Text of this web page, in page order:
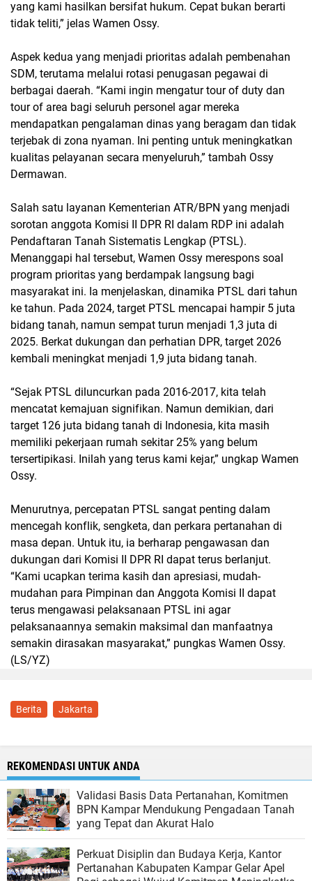
yang kami hasilkan bersifat hukum. Cepat bukan berarti
tidak teliti,” jelas Wamen Ossy.
Aspek kedua yang menjadi prioritas adalah pembenahan
SDM, terutama melalui rotasi penugasan pegawai di
berbagai daerah. “Kami ingin mengatur tour of duty dan
tour of area bagi seluruh personel agar mereka
mendapatkan pengalaman dinas yang beragam dan tidak
terjebak di zona nyaman. Ini penting untuk meningkatkan
kualitas pelayanan secara menyeluruh,” tambah Ossy
Dermawan.
Salah satu layanan Kementerian ATR/BPN yang menjadi
sorotan anggota Komisi II DPR RI dalam RDP ini adalah
Pendaftaran Tanah Sistematis Lengkap (PTSL).
Menanggapi hal tersebut, Wamen Ossy merespons soal
program prioritas yang berdampak langsung bagi
masyarakat ini. Ia menjelaskan, dinamika PTSL dari tahun
ke tahun. Pada 2024, target PTSL mencapai hampir 5 juta
bidang tanah, namun sempat turun menjadi 1,3 juta di
2025. Berkat dukungan dan perhatian DPR, target 2026
kembali meningkat menjadi 1,9 juta bidang tanah.
“Sejak PTSL diluncurkan pada 2016-2017, kita telah
mencatat kemajuan signifikan. Namun demikian, dari
target 126 juta bidang tanah di Indonesia, kita masih
memiliki pekerjaan rumah sekitar 25% yang belum
tersertipikasi. Inilah yang terus kami kejar,” ungkap Wamen
Ossy.
Menurutnya, percepatan PTSL sangat penting dalam
mencegah konflik, sengketa, dan perkara pertanahan di
masa depan. Untuk itu, ia berharap pengawasan dan
dukungan dari Komisi II DPR RI dapat terus berlanjut.
“Kami ucapkan terima kasih dan apresiasi, mudah-
mudahan para Pimpinan dan Anggota Komisi II dapat
terus mengawasi pelaksanaan PTSL ini agar
pelaksanaannya semakin maksimal dan manfaatnya
semakin dirasakan masyarakat,” pungkas Wamen Ossy.
(LS/YZ)
Berita Jakarta
REKOMENDASI UNTUK ANDA
Validasi Basis Data Pertanahan, Komitmen
BPN Kampar Mendukung Pengadaan Tanah
yang Tepat dan Akurat Halo
Perkuat Disiplin dan Budaya Kerja, Kantor
Pertanahan Kabupaten Kampar Gelar Apel